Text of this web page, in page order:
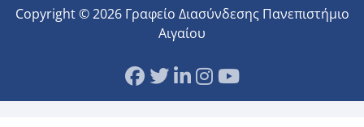
Copyright © 2026 Γραφείο Διασύνδεσης Πανεπιστήμιο
Αιγαίου